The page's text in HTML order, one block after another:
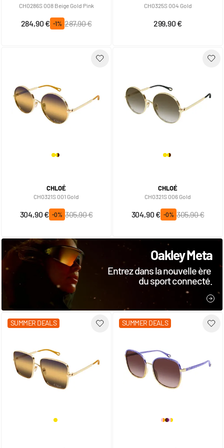
CH0286S 008 Beige Gold Pink
Prix spécial
284,90 € -1%
Prix normal
287,90 €
CH0325S 004 Gold
299,90 €
CHLOÉ
CH0321S 001 Gold
Prix spécial
304,90 € -0%
Prix normal
305,90 €
CHLOÉ
CH0321S 006 Gold
Prix spécial
304,90 € -0%
Prix normal
305,90 €
Oakley Meta
Entrez dans la nouvelle ère
du sport connecté.
JE
SUMMER DEALS SUMMER DEALS